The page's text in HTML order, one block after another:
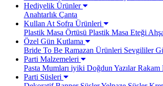
Hediyelik Ürünler
Anahtarlık Çanta
Kullan At Sofra Ürünleri
Plastik Masa Örtüsü Plastik Masa Eteği
Özel Gün Kutlama
Bride To Be Ramazan Ürünleri Sevgililer
Parti Malzemeleri
Pasta Mumları iyiki Doğdun YazılarRakam
Parti Süsleri